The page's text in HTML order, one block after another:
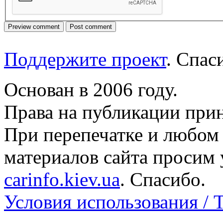
Поддержите проект.
Основан в 2006 году.
Права на публикации
При перепечатке и
материалов сайта просим
carinfo.kiev.ua. Спасибо.
Условия использования /